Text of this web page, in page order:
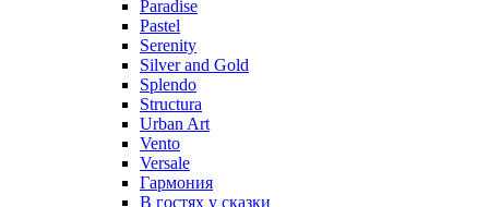
Paradise
Pastel
Serenity
Silver and Gold
Splendo
Structura
Urban Art
Vento
Versale
Гармония
В гостях у сказки